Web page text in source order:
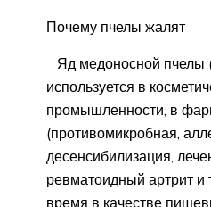
Почему пчелы жалят
Яд медоносной пчелы
используется в
промышленности, в
(противомикробная,
десенсибилизация,
ревматоидный артрит и
время в качестве